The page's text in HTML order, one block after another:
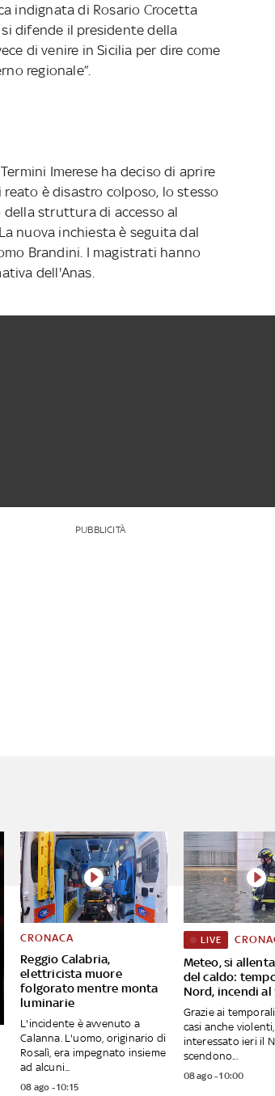
indignata di Rosario Crocetta
si difende il presidente della
di venire in Sicilia per dire come
regionale”.
Imerese ha deciso di aprire
è disastro colposo, lo stesso
della struttura di accesso al
nuova inchiesta è seguita dal
Brandini. I magistrati hanno
dell'Anas.
PUBBLICITÀ
Reggio Calabria,
elettricista muore
folgorato mentre monta
luminarie
CRONACA
L'incidente è avvenuto a
Calanna. L'uomo, originario di
Rosalì, era impegnato insieme
ad alcuni...
08 ago - 10:15
Meteo, si
del caldo:
Nord, incendi al
LIVE
Grazie ai
casi anche
interessato ieri il
scendono...
08 ago - 10:00